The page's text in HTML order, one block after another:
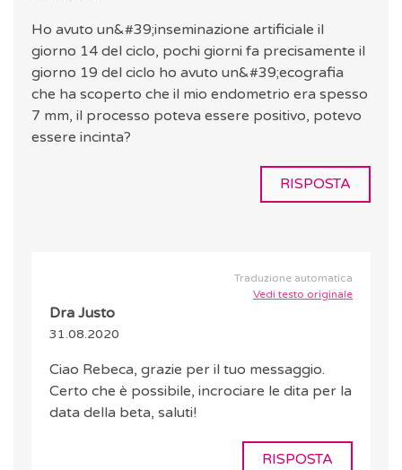
Ho avuto un&#39;inseminazione artificiale il
giorno 14 del ciclo, pochi giorni fa precisamente il
giorno 19 del ciclo ho avuto un&#39;ecografia
che ha scoperto che il mio endometrio era spesso
7 mm, il processo poteva essere positivo, potevo
essere incinta?
RISPOSTA
Traduzione automatica
Vedi testo originale
Dra Justo
31.08.2020
Ciao Rebeca, grazie per il tuo messaggio.
Certo che è possibile, incrociare le dita per la
data della beta, saluti!
RISPOSTA